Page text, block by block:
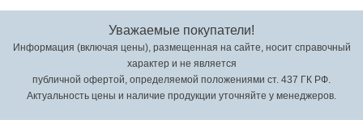
Уважаемые покупатели!
Информация (включая цены), размещенная на сайте, носит справочный
характер и не является
публичной офертой, определяемой положениями ст. 437 ГК РФ.
Актуальность цены и наличие продукции уточняйте у менеджеров.